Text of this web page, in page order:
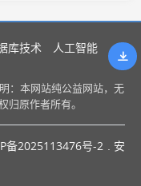
库技术
人工智能
：本网站纯公益网站，无
归原作者所有。
备2025113476号-2
. 安